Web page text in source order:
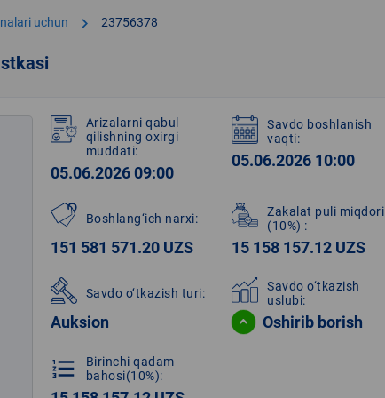
uchun chevron_right 23756378
Arizalarni qabul
qilishning oxirgi
muddati:
05.06.2026 09:00
Savdo boshlanish
vaqti:
05.06.2026 10:00
Boshlang‘ich narxi:
151 581 571.20 UZS
Zakalat puli miqdori
(10%) :
15 158 157.12 UZS
Savdo o‘tkazish turi:
Auksion
Savdo o‘tkazish
uslubi:
Oshirib borish
format_list_numbered
Birinchi qadam
bahosi(10%):